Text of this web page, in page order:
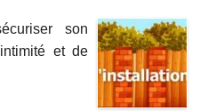
son
et de